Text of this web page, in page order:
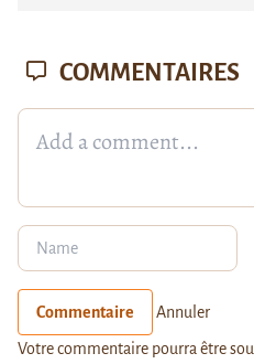
COMMENTAIRES
Commentaire Annuler
Votre commentaire pourra être